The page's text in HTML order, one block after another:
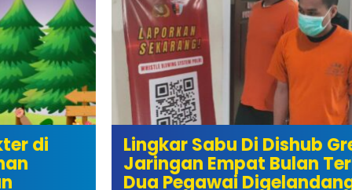
Lingkar Sabu Di Dishub Gresik:
Jaringan Empat Bulan Terbongkar,
Dua Pegawai Digelandang